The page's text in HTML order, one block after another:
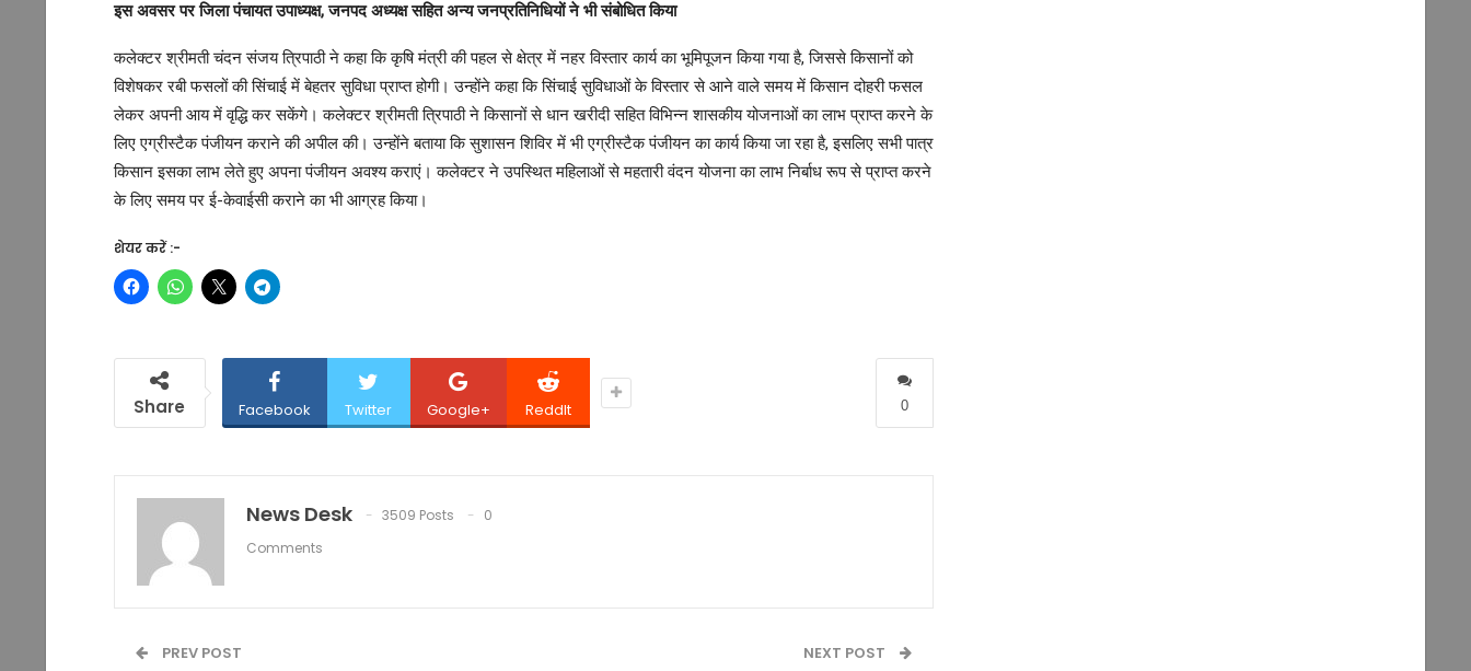
इस अवसर पर जिला पंचायत उपाध्यक्ष, जनपद अध्यक्ष सहित अन्य जनप्रतिनिधियों ने भी संबोधित किया
कलेक्टर श्रीमती चंदन संजय त्रिपाठी ने कहा कि कृषि मंत्री की पहल से क्षेत्र में नहर विस्तार कार्य का भूमिपूजन किया गया है, जिससे किसानों को
विशेषकर रबी फसलों की सिंचाई में बेहतर सुविधा प्राप्त होगी। उन्होंने कहा कि सिंचाई सुविधाओं के विस्तार से आने वाले समय में किसान दोहरी फसल
लेकर अपनी आय में वृद्धि कर सकेंगे। कलेक्टर श्रीमती त्रिपाठी ने किसानों से धान खरीदी सहित विभिन्न शासकीय योजनाओं का लाभ प्राप्त करने के
लिए एग्रीस्टैक पंजीयन कराने की अपील की। उन्होंने बताया कि सुशासन शिविर में भी एग्रीस्टैक पंजीयन का कार्य किया जा रहा है, इसलिए सभी पात्र
किसान इसका लाभ लेते हुए अपना पंजीयन अवश्य कराएं। कलेक्टर ने उपस्थित महिलाओं से महतारी वंदन योजना का लाभ निर्बाध रूप से प्राप्त करने
के लिए समय पर ई-केवाईसी कराने का भी आग्रह किया।
शेयर करें :-
0
Share Facebook Twitter Google+ ReddIt
News Desk 3509 Posts
0
Comments
PREV POST NEXT POST